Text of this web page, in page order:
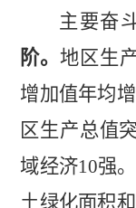
主要奋
阶。地区生
增加值年均
区生产总值
域经济10强。
土绿化面积